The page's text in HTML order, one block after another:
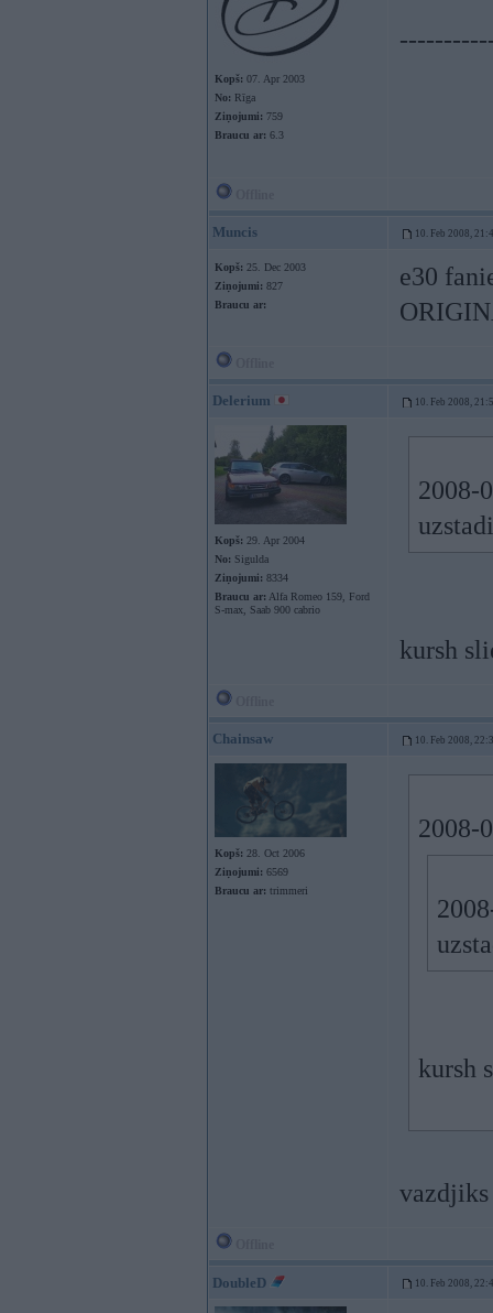
Kopš: 07. Apr 2003
No: Rīga
Ziņojumi: 759
Braucu ar: 6.3
Muncis 10. Feb 2008,
Kopš: 25. Dec 2003
Ziņojumi: 827
Braucu ar:
e30
Delerium 10. Feb 2008,
Kopš: 29. Apr 2004
No: Sigulda
Ziņojumi: 8334
Braucu ar: Alfa Romeo 159, Ford
S-max, Saab 900 cabrio
2008-
kursh
Chainsaw 10. Feb 2008,
Kopš: 28. Oct 2006
Ziņojumi: 6569
Braucu ar: trimmeri
2008-
kursh
DoubleD 10. Feb 2008,